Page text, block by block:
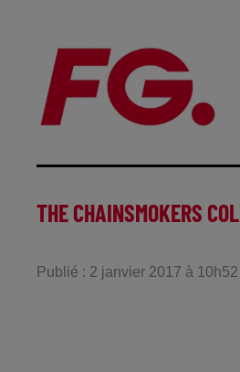
THE CHAINSMOKERS
Publié : 2 janvier 2017 à